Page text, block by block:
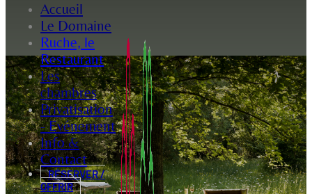
Accueil
Le Domaine
Ruche, le
Restaurant
Les
chambres
Privatisation
- Evénement
Info &
Contact
RÉSERVER /
OFFRIR